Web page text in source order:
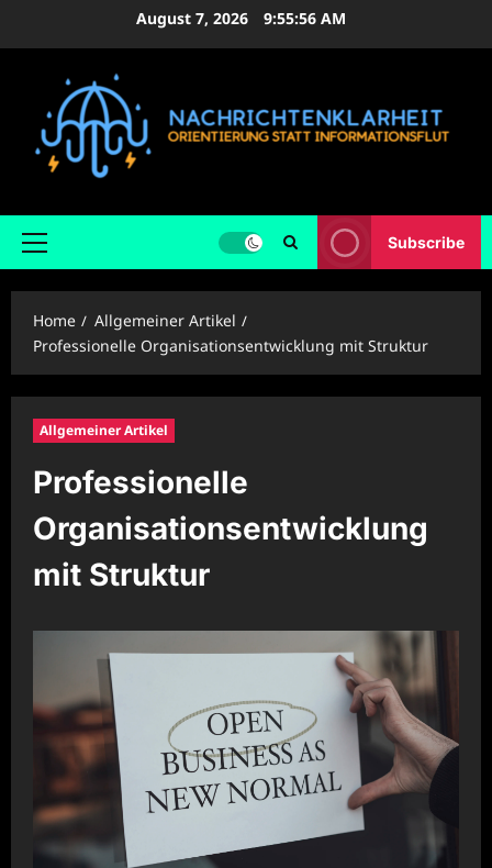
August 7, 2026 9:55:58 AM
Primary
Subscribe
Home
Allgemeiner Artikel
Professionelle Organisationsentwicklung mit Struktur
Allgemeiner Artikel
Professionelle
Organisationsentwicklung
mit Struktur